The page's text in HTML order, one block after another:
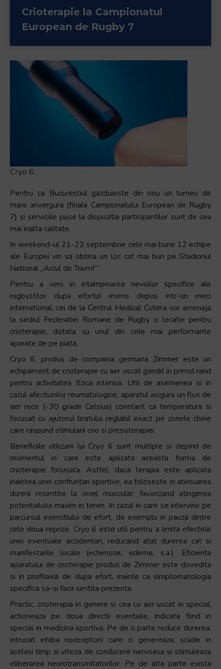
shortcut
with
Crioterapie la Campionatul
European de Rugby 7
Cryo 6.
Pentru ca Bucurestiul gazduieste din nou un turneu de
mare anvergura (finala Campionatului European de Rugby
7) si serviciile puse la dispozitia participantilor sunt de cea
mai inalta calitate.
In weekend-ul 21-22 septembrie cele mai bune 12 echipe
ale Europei vin sa obtina un loc cat mai bun pe Stadionul
National „Arcul de Triumf”.
Pentru a veni in intampinarea nevoilor specifice ale
rugbystilor dupa efortul imens depus intr-un meci
international, cei de la Centrul Medical Cutera vor amenaja
la sediul Federatiei Romane de Rugby o locatie pentru
crioterapie, dotata cu unul din cele mai performante
aparate de pe piata.
Cryo 6, produs de compania germana Zimmer este un
echipament de crioterapie cu aer uscat gandit in primul rand
pentru activitatea fizica intensa. Util de asemenea si in
cazul afectiunilor reumatologice, aparatul asigura un flux de
aer rece (-30 grade Celsius) constant ca temperatura si
focusat cu ajutorul bratului reglabil exact pe zonele cheie
care raspund stimularii crio si presoterapiei.
Beneficiile utilizarii lui Cryo 6 sunt multiple si depind de
momentul in care este aplicata aceasta forma de
crioterapie focusata. Astfel, daca terapia este aplicata
inaintea unei confruntari sportive, ea foloseste in atenuarea
durerii resimtite la nivel muscular, favorizand atingerea
potentialului maxim in teren. In cazul in care se intervine pe
parcursul exercitiului de efort, de exemplu in pauza dintre
cele doua reprize, Cryo 6 este util pentru a limita efectele
unei eventuale accidentari, reducand atat durerea cat si
manifestarile locale (echimoze, edeme, s.a.). Eficienta
aparatului de crioterapie produs de Zimmer este dovedita
si in profilaxia de dupa efort, inainte ca simptomatologia
specifica sa-si faca simtita prezenta.
Practic, crioterapia in genere si cea cu aer uscat in special,
actioneaza pe doua directii esentiale, indicata fiind in
special in medicina sportiva. Pe de o parte reduce durerea,
intrucat inhiba nociceptorii care o genereaza, scade in
acelasi timp si viteza de conducere nervoasa si stimuleaza
eliberarea neurotransmitatorilor. Pe de alta parte exista